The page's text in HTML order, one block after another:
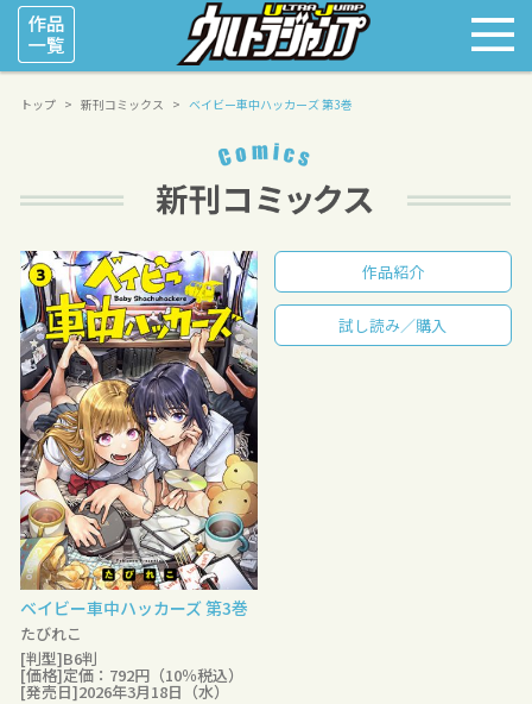
トップ 新刊コミックス ベイビー車中ハッカーズ 第3巻
ベイビー車中ハッカーズ 第3巻
たびれこ
[判型]B6判
[価格]定価：792円（10％税込）
[発売日]2026年3月18日（水）
作品紹介
試し読み／購入